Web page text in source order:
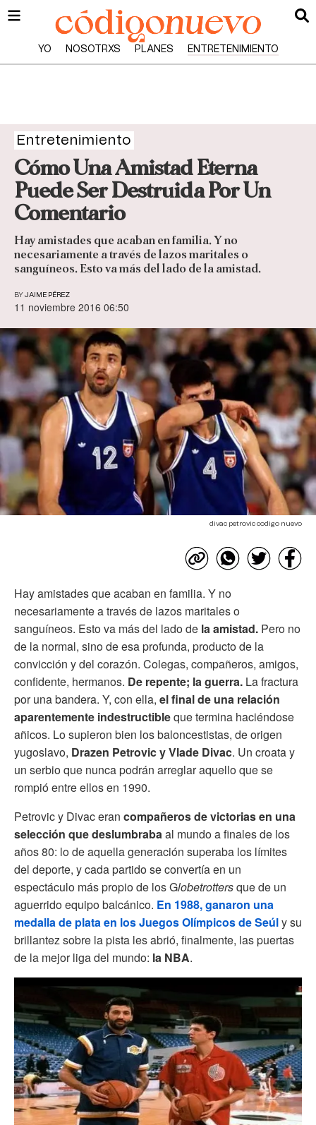
YO NOSOTRXS PLANES ENTRETENIMIENTO
Entretenimiento
Cómo Una Amistad Eterna
Puede Ser Destruida Por Un
Comentario
Hay amistades que acaban en familia. Y no
necesariamente a través de lazos maritales o
sanguíneos. Esto va más del lado de la amistad.
BY JAIME PÉREZ
11 noviembre 2016 06:50
divac petrovic codigo nuevo
Hay amistades que acaban en familia. Y no
necesariamente a través de lazos maritales o
sanguíneos. Esto va más del lado de la amistad. Pero no
de la normal, sino de esa profunda, producto de la
convicción y del corazón. Colegas, compañeros, amigos,
confidente, hermanos. De repente; la guerra. La fractura
por una bandera. Y, con ella, el final de una relación
aparentemente indestructibleque termina haciéndose
añicos. Lo supieron bien los baloncestistas, de origen
yugoslavo, Drazen Petrovic y Vlade Divac. Un croata y
un serbio que nunca podrán arreglar aquello que se
rompió entre ellos en 1990.
Petrovic y Divac eran compañeros de victorias en una
selección que deslumbrabaal mundo a finales de los
años 80: lo de aquella generación superaba los límites
del deporte, y cada partido se convertía en un
espectáculo más propio de los Globetrottersque de un
aguerrido equipo balcánico. En 1988, ganaron una
medalla de plata en los Juegos Olímpicos de Seúly su
brillantez sobre la pista les abrió, finalmente, las puertas
de la mejor liga del mundo: la NBA.